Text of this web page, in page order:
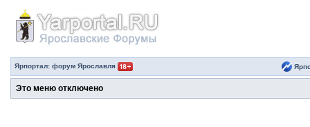
Ярпортал: форум Ярославля
Это меню отключено